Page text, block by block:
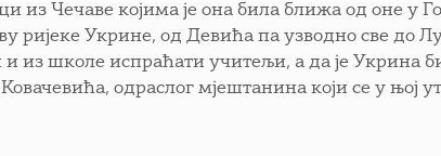
из Чечаве којима је она била ближа од оне у
ријеке Укрине, од Девића па узводно све до
из школе испраћати учитељи, а да је Укрина
одраслог мјештанина који се у њој